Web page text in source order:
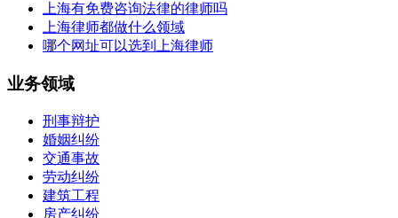
上海有免费咨询法律的律师吗
上海律师都做什么领域
哪个网址可以选到上海律师
业务领域
刑事辩护
婚姻纠纷
交通事故
劳动纠纷
建筑工程
房产纠纷